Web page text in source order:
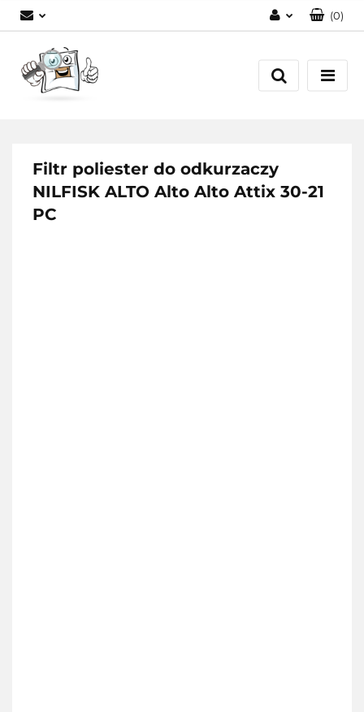
Zarejestruj się
(0)
Filtr poliester do odkurzaczy
NILFISK ALTO Alto Alto Attix 30-21
PC